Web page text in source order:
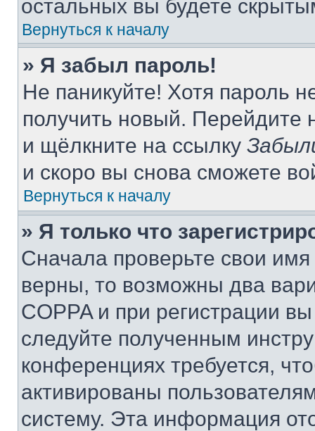
остальных вы будете
Вернуться к началу
» Я забыл пароль!
Не паникуйте! Хотя пароль
получить новый. Перейдите
и щёлкните на ссылку
и скоро вы снова сможете
Вернуться к началу
» Я только что
Сначала проверьте свои
верны, то возможны два
COPPA и при регистрации
следуйте полученным
конференциях требуется,
активированы
систему. Эта информация